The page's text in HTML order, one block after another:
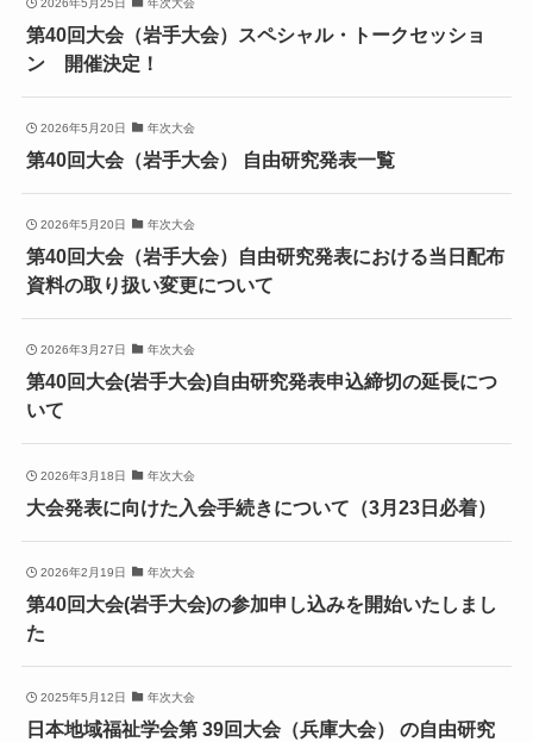
第40回大会（岩手大会）スペシャル・トークセッショ
ン 開催決定！
2026年5月20日 年次大会
第40回大会（岩手大会） 自由研究発表一覧
2026年5月20日 年次大会
第40回大会（岩手大会）自由研究発表における当日配布
資料の取り扱い変更について
2026年3月27日 年次大会
第40回大会(岩手大会)自由研究発表申込締切の延長につ
いて
2026年3月18日 年次大会
大会発表に向けた入会手続きについて（3月23日必着）
2026年2月19日 年次大会
第40回大会(岩手大会)の参加申し込みを開始いたしまし
た
2025年5月12日 年次大会
日本地域福祉学会第 39回大会（兵庫大会） の自由研究